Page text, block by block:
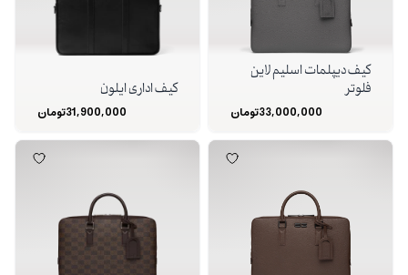
کیف دیپلمات اسلیم لاین
فلوتر
33,000,000تومان
کیف اداری ایلون
31,900,000تومان